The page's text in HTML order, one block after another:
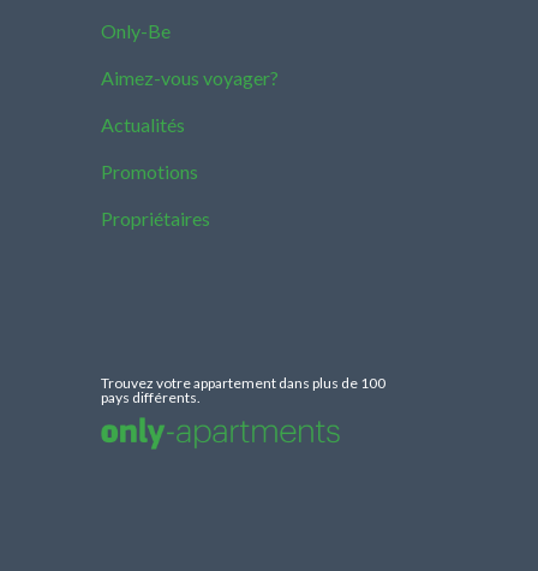
Only-Be
Aimez-vous voyager?
Actualités
Promotions
Propriétaires
Trouvez votre appartement dans plus de 100
pays différents.